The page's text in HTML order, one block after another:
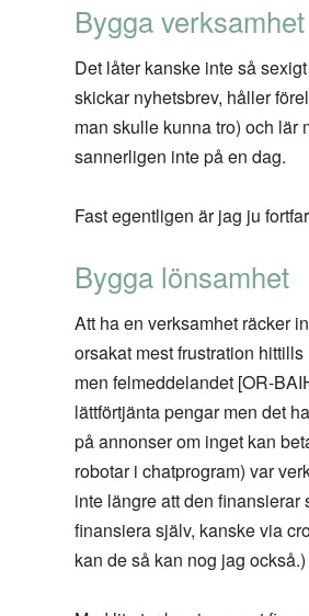
Bygga verksamhet
Det låter kanske inte så
skickar nyhetsbrev, håller
man skulle kunna tro) och
sannerligen inte på en dag.
Fast egentligen är jag ju
Bygga lönsamhet
Att ha en verksamhet räcker
orsakat mest frustration
men felmeddelandet [OR-
lättförtjänta pengar men det
på annonser om inget kan
robotar i chatprogram) var
inte längre att den
finansiera själv, kanske via
kan de så kan nog jag också.)